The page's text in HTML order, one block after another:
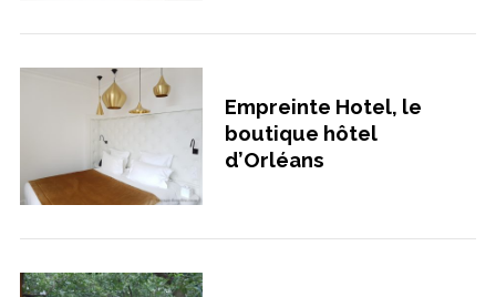
Empreinte Hotel, le
boutique hôtel
d’Orléans